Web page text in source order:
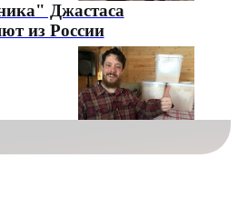
Джастаса
из России